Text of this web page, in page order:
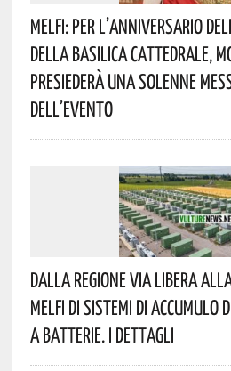
Melfi: Per L’anniversario
Della Basilica Cattedrale,
Presiederà Una Solenne
Dell’evento
Dalla Regione Via Libera
Melfi Di Sistemi Di
A Batterie. I Dettagli